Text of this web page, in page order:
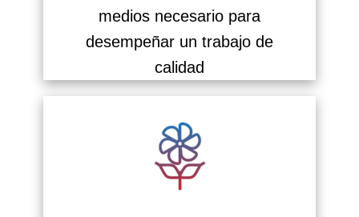
medios necesario para
desempeñar un trabajo de
calidad